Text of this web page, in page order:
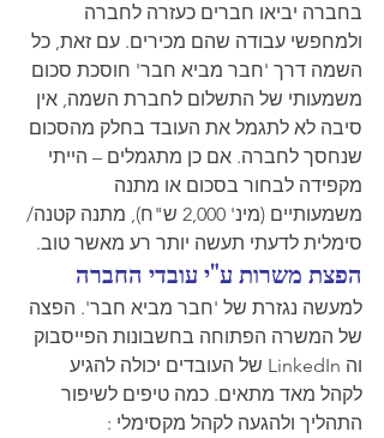
בחברה יביאו חברים כעזרה לחברה
ולמחפשי עבודה שהם מכירים. עם זאת, כל
השמה דרך 'חבר מביא חבר' חוסכת סכום
משמעותי של התשלום לחברת השמה, אין
סיבה לא לתגמל את העובד בחלק מהסכום
שנחסך לחברה. אם כן מתגמלים – הייתי
מקפידה לבחור בסכום או מתנה
משמעותיים (מינ' 2,000 ש"ח), מתנה קטנה/
סימלית לדעתי תעשה יותר רע מאשר טוב.
הפצת משרות ע"י עובדי החברה
למעשה נגזרת של 'חבר מביא חבר'. הפצה
של המשרה הפתוחה בחשבונות הפייסבוק
וה LinkedIn של העובדים יכולה להגיע
לקהל מאד מתאים. כמה טיפים לשיפור
התהליך ולהגעה לקהל מקסימלי :